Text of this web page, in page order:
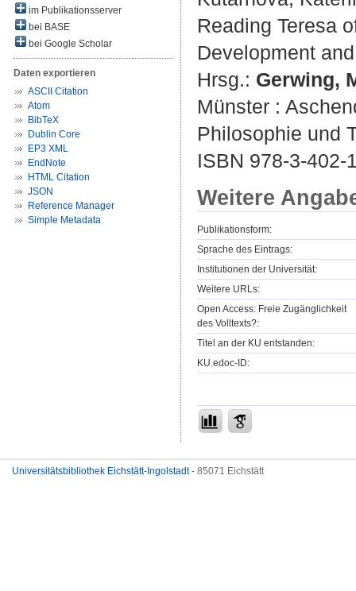
im Publikationsserver
bei BASE
bei Google Scholar
Daten exportieren
ASCII Citation
Atom
BibTeX
Dublin Core
EP3 XML
EndNote
HTML Citation
JSON
Reference Manager
Simple Metadata
Reading Teresa
Development
Hrsg.: Gerwing,
Münster :
Philosophie und
ISBN 978-3-402-
Weitere
Publikationsform:
Sprache des Eintrags:
Institutionen der Universität:
Weitere URLs:
Open Access: Freie Zugänglichkeit
des Volltexts?:
Titel an der KU entstanden:
KU.edoc-ID:
Universitätsbibliothek Eichstätt-Ingolstadt- 85071 Eichstätt